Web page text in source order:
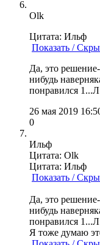
Olk
Цитата: Ильф
Показать /
Да, это
нибудь
понравился
26 мая 2019
0
Ильф
Цитата: Olk
Цитата: Ильф
Показать /
Да, это
нибудь
понравился
Я тоже думаю